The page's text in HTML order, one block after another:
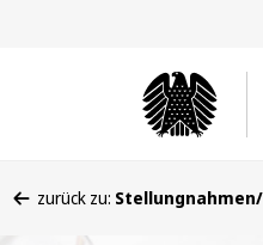
befinden
zurück zu: